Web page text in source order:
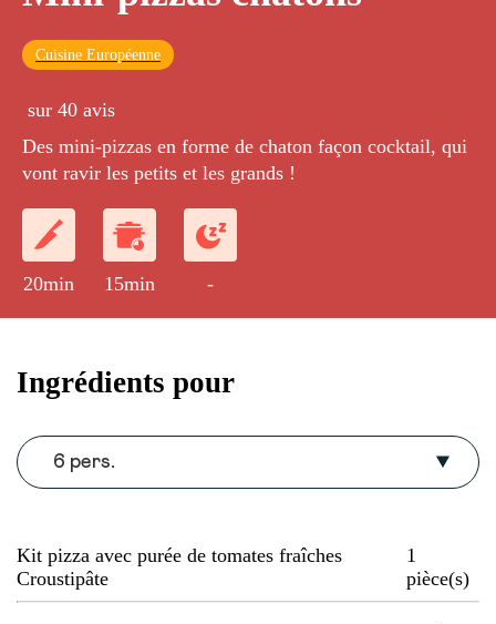
Cuisine Européenne
sur 40 avis
Des mini-pizzas en forme de chaton façon cocktail, qui
vont ravir les petits et les grands !
20min 15min -
Ingrédients pour
6 pers.
Kit pizza avec purée de tomates fraîches
Croustipâte
1
pièce(s)